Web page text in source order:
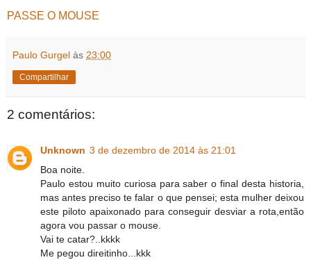
PASSE O MOUSE
Paulo Gurgel às 23:00
Compartilhar
2 comentários:
Unknown 3 de dezembro de 2014 às 21:01
Boa noite.
Paulo estou muito curiosa para saber o final desta historia,
mas antes preciso te falar o que pensei; esta mulher deixou
este piloto apaixonado para conseguir desviar a rota,então
agora vou passar o mouse.
Vai te catar?..kkkk
Me pegou direitinho...kkk